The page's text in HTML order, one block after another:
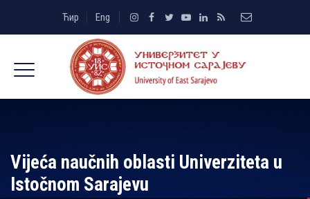
Ћир Eng
Vijeća naučnih oblasti Univerziteta u
Istočnom Sarajevu